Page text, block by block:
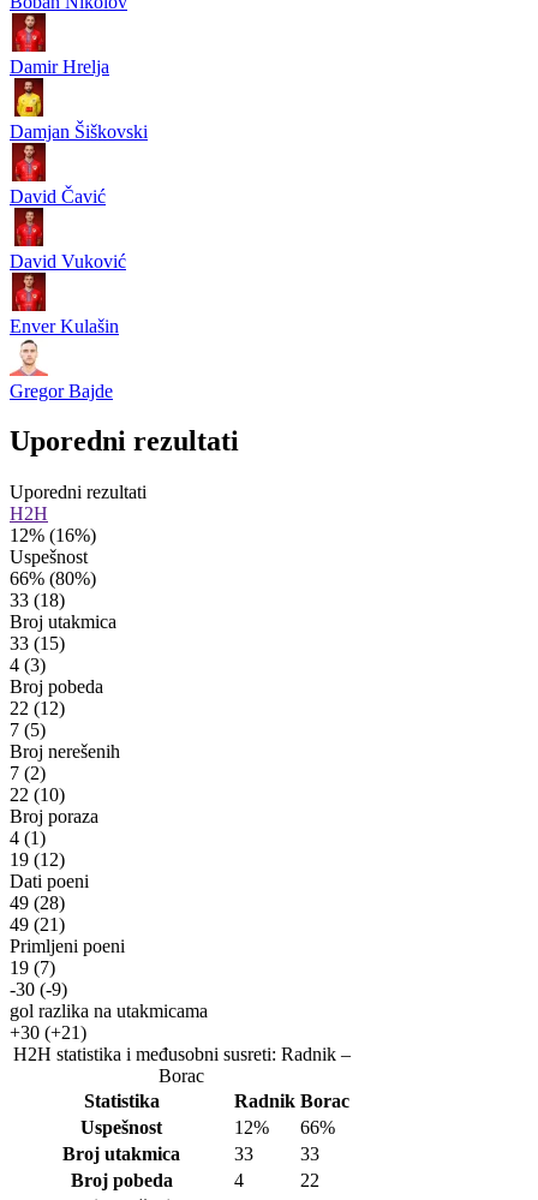
Damir Hrelja
Damjan Šiškovski
David Čavić
David Vuković
Enver Kulašin
Gregor Bajde
Uporedni rezultati
Uporedni rezultati
H2H
12% (16%)
Uspešnost
66% (80%)
33 (18)
Broj utakmica
33 (15)
4 (3)
Broj pobeda
22 (12)
7 (5)
Broj nerešenih
7 (2)
22 (10)
Broj poraza
4 (1)
19 (12)
Dati poeni
49 (28)
49 (21)
Primljeni poeni
19 (7)
-30 (-9)
gol razlika na utakmicama
+30 (+21)
H2H statistika i međusobni susreti: Radnik –
Borac
Statistika
Radnik Borac
Uspešnost
12%
66%
Broj utakmica
33
33
Broj pobeda
4
22